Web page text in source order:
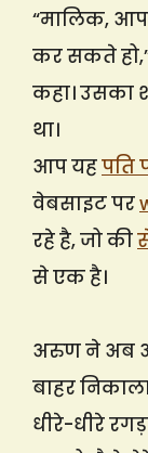
“मालिक, आप
कर सकते
कहा। उसका
था।
आप यहपति
वेबसाइट पर
रहे है, जो की
से एक है।
अरुण ने अब
बाहर
धीरे-धीरे